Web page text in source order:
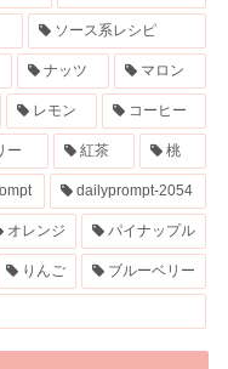
ソース系レシピ
ナッツ マロン
レモン コーヒー
ー 紅茶 桃
dailyprompt-2054
オレンジ パイナップル
りんご ブルーベリー